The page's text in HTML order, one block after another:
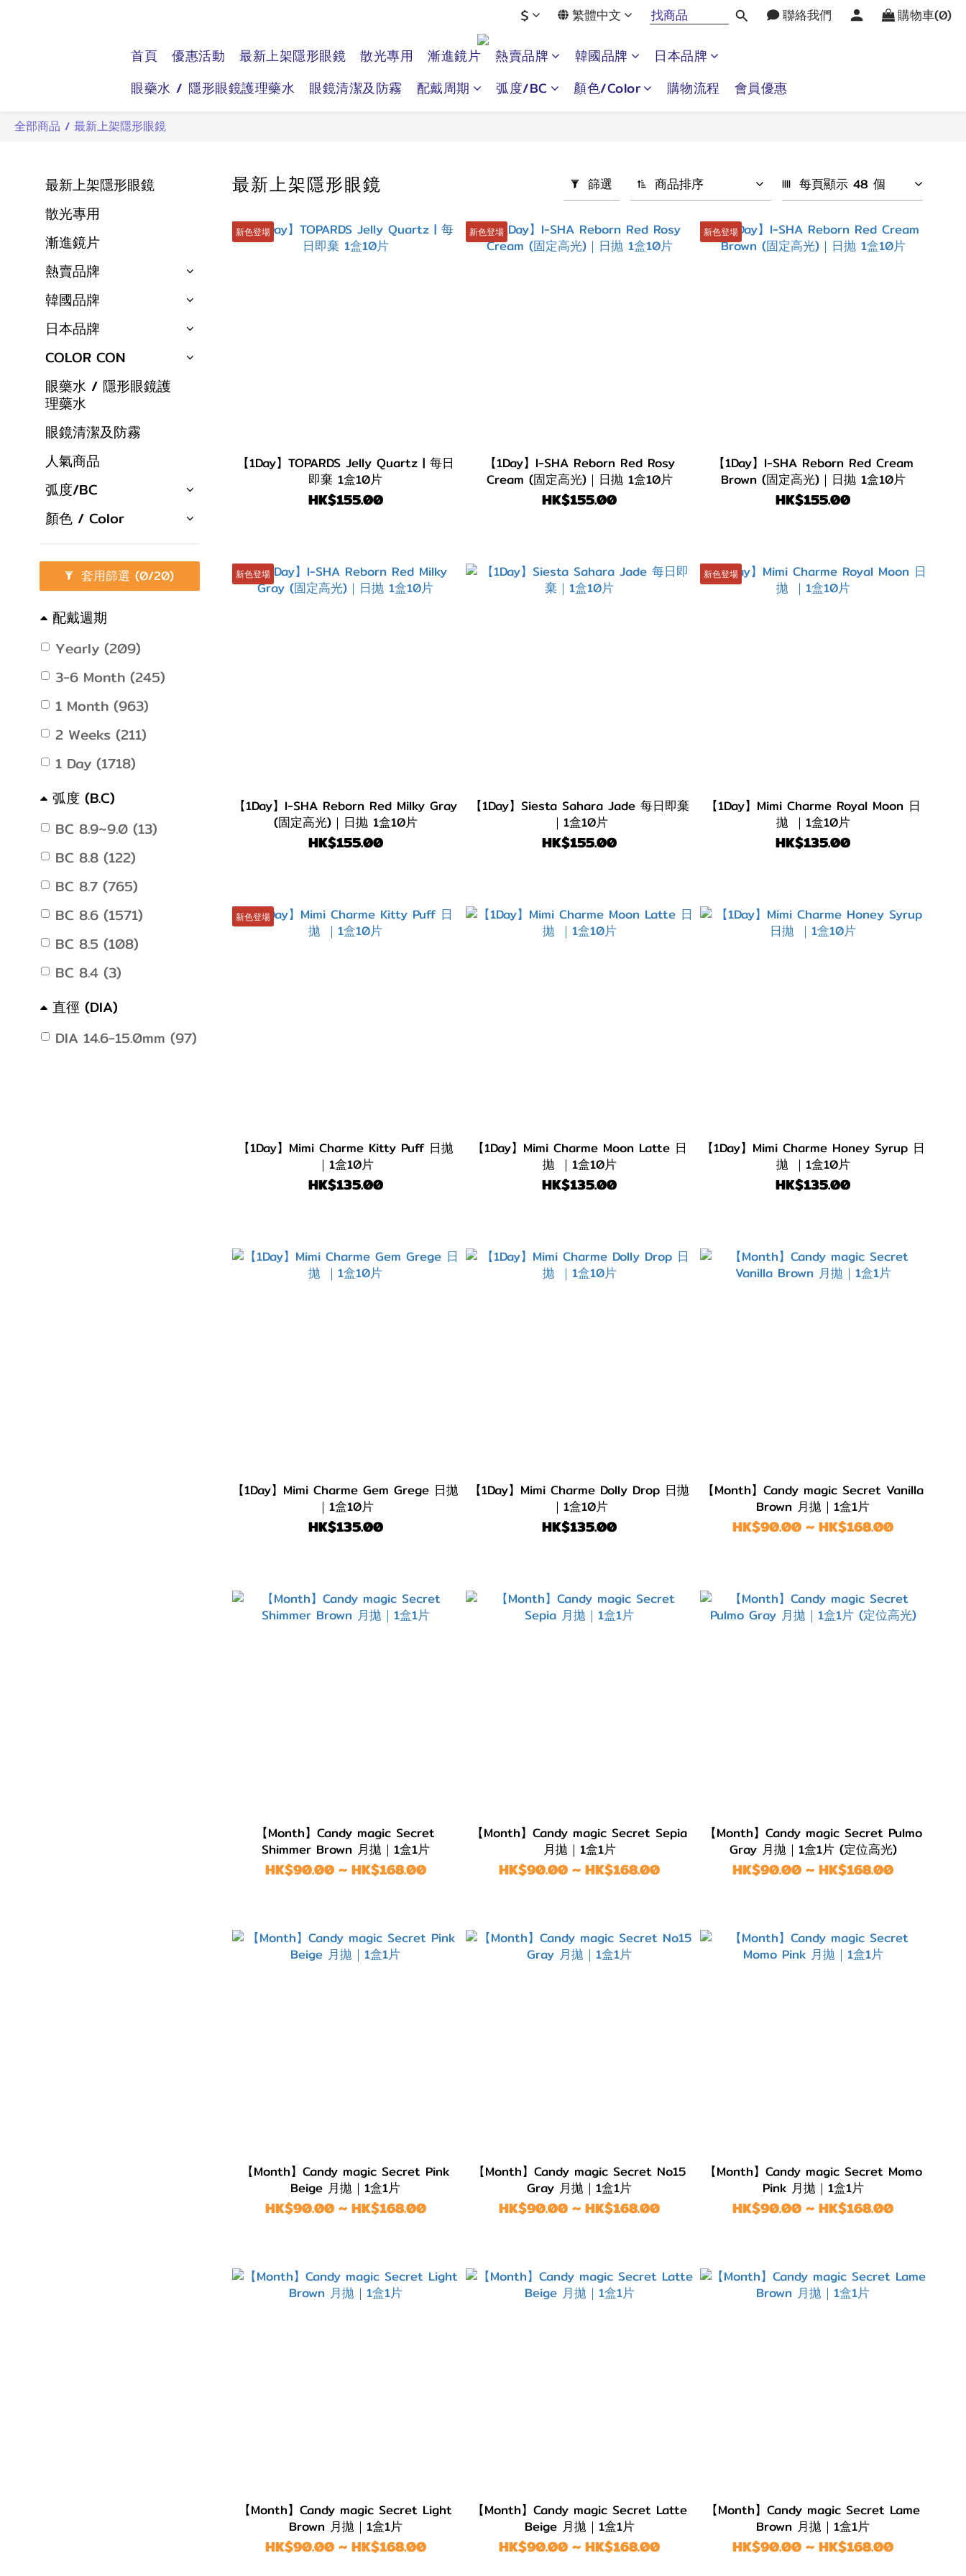
$ 繁體中文 聯絡我們 購物車(0)
首頁 優惠活動 最新上架隱形眼鏡 散光專用 漸進鏡片 熱賣品牌 韓國品牌
日本品牌
眼藥水 / 隱形眼鏡護理藥水
眼鏡清潔及防霧 配戴周期 弧度/BC 顏色/Color 購物流程 會員優惠
全部商品 / 最新上架隱形眼鏡
最新上架隱形眼鏡
散光專用
漸進鏡片
熱賣品牌
韓國品牌
日本品牌
COLOR CON
眼藥水 / 隱形眼鏡護
理藥水
眼鏡清潔及防霧
人氣商品
弧度/BC
顏色 / Color
套用篩選(0/20)
配戴週期
Yearly (209)
3-6 Month (245)
1 Month (963)
2 Weeks (211)
1 Day (1718)
弧度 (B.C)
BC 8.9~9.0 (13)
BC 8.8 (122)
BC 8.7 (765)
BC 8.6 (1571)
BC 8.5 (108)
BC 8.4 (3)
直徑 (DIA)
DIA 14.6-15.0mm (97)
最新上架隱形眼鏡 篩選 商品排序 每頁顯示 48 個
新色登場
【1Day】TOPARDS Jelly Quartz | 每日
即棄 1盒10片
HK$155.00
新色登場
【1Day】I-SHA Reborn Red Rosy
Cream (固定高光)｜日抛 1盒10片
HK$155.00
新色登場
【1Day】I-SHA Reborn Red Cream
Brown (固定高光)｜日抛 1盒10片
HK$155.00
新色登場
【1Day】I-SHA Reborn Red Milky Gray
(固定高光)｜日抛 1盒10片
HK$155.00
【1Day】Siesta Sahara Jade 每日即棄
｜1盒10片
HK$155.00
新色登場
【1Day】Mimi Charme Royal Moon 日
拋 ｜1盒10片
HK$135.00
新色登場
【1Day】Mimi Charme Kitty Puff 日拋
｜1盒10片
HK$135.00
【1Day】Mimi Charme Moon Latte 日
拋 ｜1盒10片
HK$135.00
【1Day】Mimi Charme Honey Syrup 日
拋 ｜1盒10片
HK$135.00
【1Day】Mimi Charme Gem Grege 日拋
｜1盒10片
HK$135.00
【1Day】Mimi Charme Dolly Drop 日拋
｜1盒10片
HK$135.00
【Month】Candy magic Secret Vanilla
Brown 月拋｜1盒1片
HK$90.00 ~ HK$168.00
【Month】Candy magic Secret
Shimmer Brown 月拋｜1盒1片
HK$90.00 ~ HK$168.00
【Month】Candy magic Secret Sepia
月拋｜1盒1片
HK$90.00 ~ HK$168.00
【Month】Candy magic Secret Pulmo
Gray 月拋｜1盒1片 (定位高光)
HK$90.00 ~ HK$168.00
【Month】Candy magic Secret Pink
Beige 月拋｜1盒1片
HK$90.00 ~ HK$168.00
【Month】Candy magic Secret No15
Gray 月拋｜1盒1片
HK$90.00 ~ HK$168.00
【Month】Candy magic Secret Momo
Pink 月拋｜1盒1片
HK$90.00 ~ HK$168.00
【Month】Candy magic Secret Light
Brown 月拋｜1盒1片
HK$90.00 ~ HK$168.00
【Month】Candy magic Secret Latte
Beige 月拋｜1盒1片
HK$90.00 ~ HK$168.00
【Month】Candy magic Secret Lame
Brown 月拋｜1盒1片
HK$90.00 ~ HK$168.00